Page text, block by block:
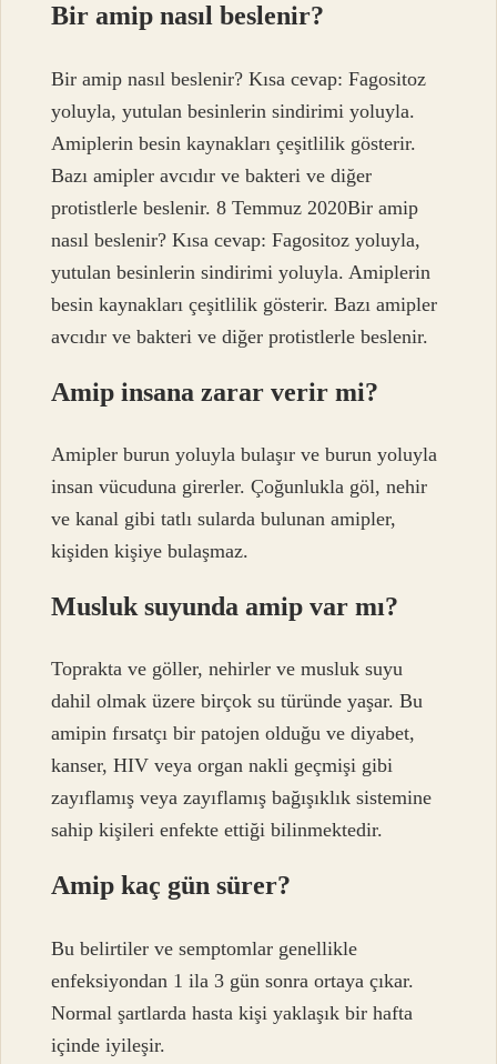
Bir amip nasıl beslenir?
Bir amip nasıl beslenir? Kısa cevap: Fagositoz
yoluyla, yutulan besinlerin sindirimi yoluyla.
Amiplerin besin kaynakları çeşitlilik gösterir.
Bazı amipler avcıdır ve bakteri ve diğer
protistlerle beslenir. 8 Temmuz 2020Bir amip
nasıl beslenir? Kısa cevap: Fagositoz yoluyla,
yutulan besinlerin sindirimi yoluyla. Amiplerin
besin kaynakları çeşitlilik gösterir. Bazı amipler
avcıdır ve bakteri ve diğer protistlerle beslenir.
Amip insana zarar verir mi?
Amipler burun yoluyla bulaşır ve burun yoluyla
insan vücuduna girerler. Çoğunlukla göl, nehir
ve kanal gibi tatlı sularda bulunan amipler,
kişiden kişiye bulaşmaz.
Musluk suyunda amip var mı?
Toprakta ve göller, nehirler ve musluk suyu
dahil olmak üzere birçok su türünde yaşar. Bu
amipin fırsatçı bir patojen olduğu ve diyabet,
kanser, HIV veya organ nakli geçmişi gibi
zayıflamış veya zayıflamış bağışıklık sistemine
sahip kişileri enfekte ettiği bilinmektedir.
Amip kaç gün sürer?
Bu belirtiler ve semptomlar genellikle
enfeksiyondan 1 ila 3 gün sonra ortaya çıkar.
Normal şartlarda hasta kişi yaklaşık bir hafta
içinde iyileşir.